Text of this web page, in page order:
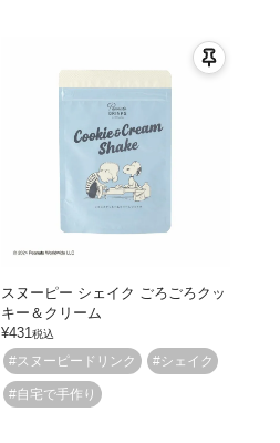
スヌーピー シェイク ごろごろクッ
キー＆クリーム
¥431税込
#スヌーピードリンク #シェイク
#自宅で手作り